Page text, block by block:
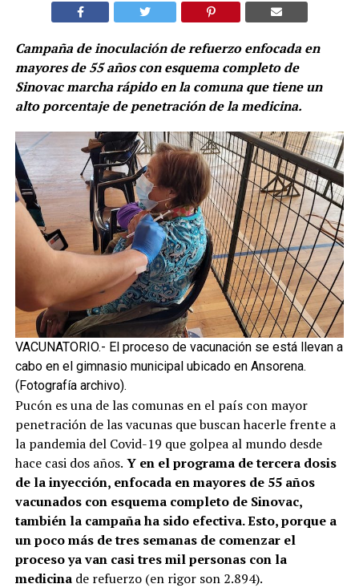
Campaña de inoculación de refuerzo enfocada en
mayores de 55 años con esquema completo de
Sinovac marcha rápido en la comuna que tiene un
alto porcentaje de penetración de la medicina.
VACUNATORIO.- El proceso de vacunación se está llevan a
cabo en el gimnasio municipal ubicado en Ansorena.
(Fotografía archivo).
Pucón es una de las comunas en el país con mayor
penetración de las vacunas que buscan hacerle frente a
la pandemia del Covid-19 que golpea al mundo desde
hace casi dos años. Y en el programa de tercera dosis
de la inyección, enfocada en mayores de 55 años
vacunados con esquema completo de Sinovac,
también la campaña ha sido efectiva. Esto, porque a
un poco más de tres semanas de comenzar el
proceso ya van casi tres mil personas con la
medicinade refuerzo (en rigor son 2.894).